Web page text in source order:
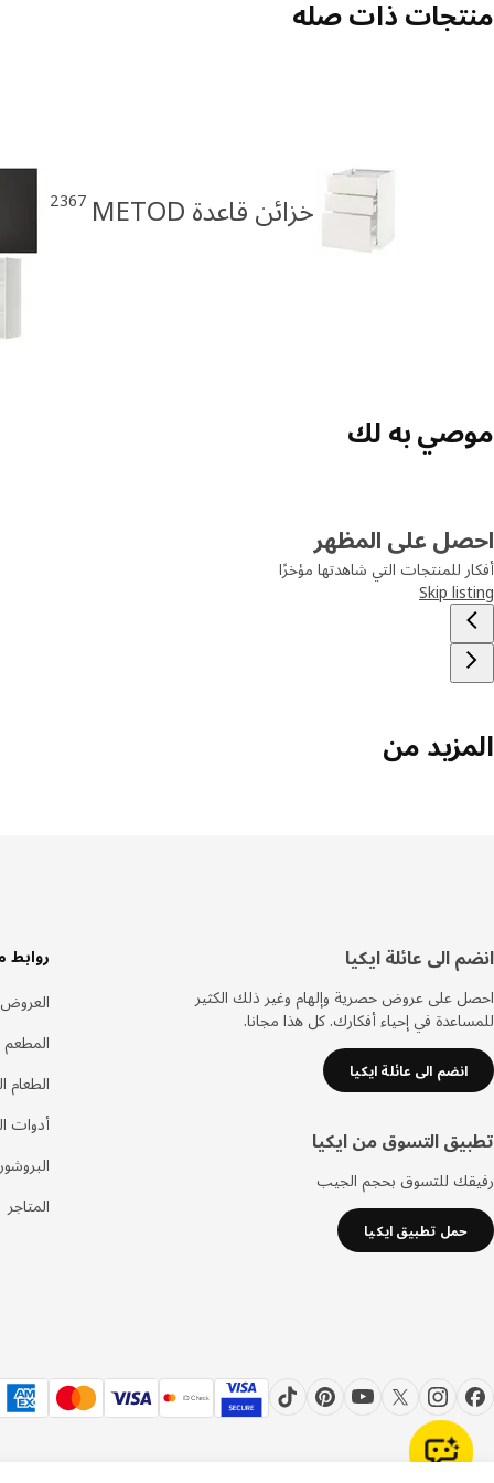
منتجات ذات صله
خزائن قاعدة METOD 2367
موصي به لك
احصل على المظهر
أفكار للمنتجات التي شاهدتها مؤخرًا
Skip listing
المزيد من
أسفل
الصفحة
انضم الى عائلة ايكيا
احصل على عروض حصرية وإلهام وغير ذلك الكثير
للمساعدة في إحياء أفكارك. كل هذا مجانا.
انضم الى عائلة ايكيا
تطبيق التسوق من ايكيا
رفيقك للتسوق بحجم الجيب
حمل تطبيق ايكيا
روابط
العروض
الطعام
أدوات
المتاجر